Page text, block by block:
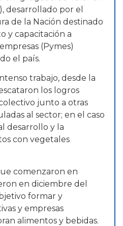
desarrollado por el
de la Nación destinado
y capacitación a
(Pymes)
el país.
trabajo, desde la
los logros
junto a otras
al sector; en el caso
desarrollo y la
con vegetales
comenzaron en
en diciembre del
formar y
y empresas
alimentos y bebidas.